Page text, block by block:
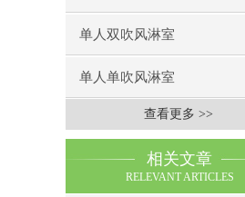
单人双吹风淋室
单人单吹风淋室
查看更多 >>
相关文章
RELEVANT ARTICLES